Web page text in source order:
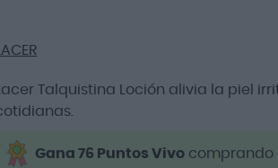
Talquistina Loción alivia la piel
Gana 76 Puntos Vivo comprando